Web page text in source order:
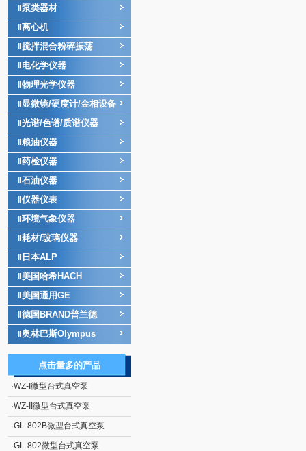
泵类器材
离心机
搅拌混合粉碎振荡
电化学仪器
物理光学仪器
显微镜/硬度计/金相设备
光谱/色谱/质谱仪器
粮油仪器
药检仪器
石油仪器
仪器仪表
环境气象仪器
耗材/玻璃仪器
日本ALP
美国哈希HACH
美国通用GE
德国BRAND普兰德
奥林巴斯Olympus
点击量多的产品
·WZ-I微型台式真空泵
·WZ-II微型台式真空泵
·GL-802B微型台式真空泵
·GL-802微型台式真空泵